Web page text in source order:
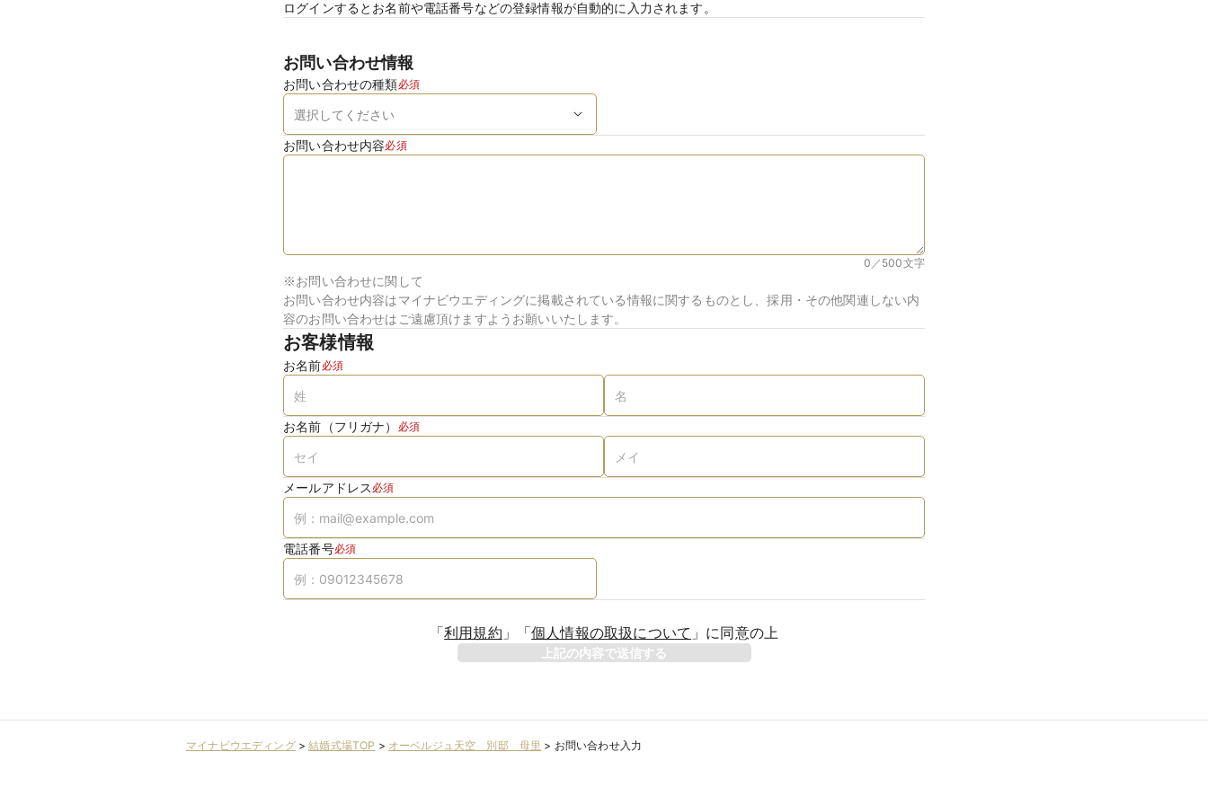
ログインするとお名前や電話番号などの登録情報が自動的に入力されます。
お問い合わせ情報
お問い合わせの種類必須
お問い合わせ内容必須
0／500文字
※お問い合わせに関して
お問い合わせ内容はマイナビウエディングに掲載されている情報に関するものとし、採用・その他関連しない内
容のお問い合わせはご遠慮頂けますようお願いいたします。
お客様情報
お名前必須
お名前（フリガナ） 必須
メールアドレス 必須
電話番号必須
「利用規約 」 「個人情報の取扱について 」 に同意の上
上記の内容で送信する
マイナビウエディング>結婚式場TOP > オーベルジュ天空 別邸 母里 > お問い合わせ入力